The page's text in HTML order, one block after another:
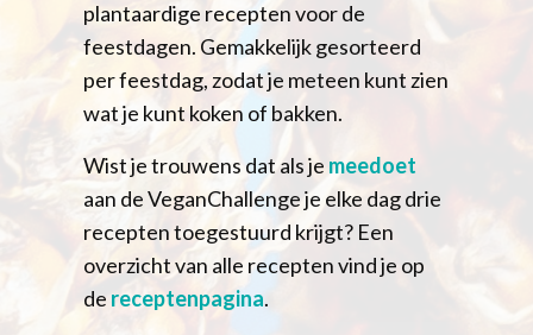
plantaardige recepten voor de
feestdagen. Gemakkelijk gesorteerd
per feestdag, zodat je meteen kunt zien
wat je kunt koken of bakken.
Wist je trouwens dat als je meedoet
aan de VeganChallenge je elke dag drie
recepten toegestuurd krijgt? Een
overzicht van alle recepten vind je op
de receptenpagina.